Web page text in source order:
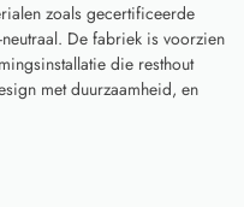
zoals gecertificeerde
De fabriek is voorzien
die resthout
met duurzaamheid, en